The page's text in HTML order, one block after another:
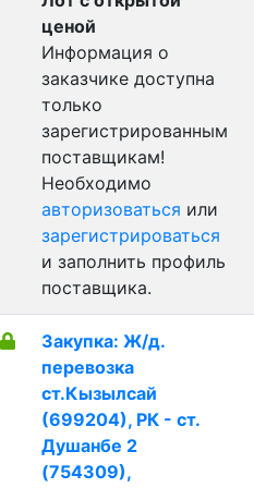
ценой
Информация о
заказчике доступна
только
зарегистрированным
поставщикам!
Необходимо
авторизоваться или
зарегистрироваться
и заполнить профиль
поставщика.
Закупка: Ж/д.
перевозка
ст.Кызылсай
(699204), РК - ст.
Душанбе 2
(754309),